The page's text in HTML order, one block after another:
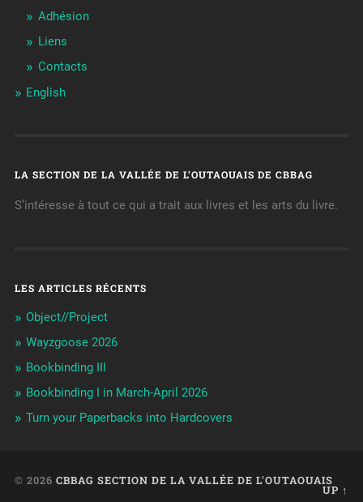
Adhésion
Liens
Contacts
English
LA SECTION DE LA VALLÉE DE L’OUTAOUAIS DE CBBAG
S’intéresse à tout ce qui a trait aux livres et les arts du livre.
LES ARTICLES RÉCENTS
Object//Project
Wayzgoose 2026
Bookbinding III
Bookbinding I in March-April 2026
Turn your Paperbacks into Hardcovers
© 2026 CBBAG SECTION DE LA VALLÉE DE L'OUTAOUAIS
UP ↑